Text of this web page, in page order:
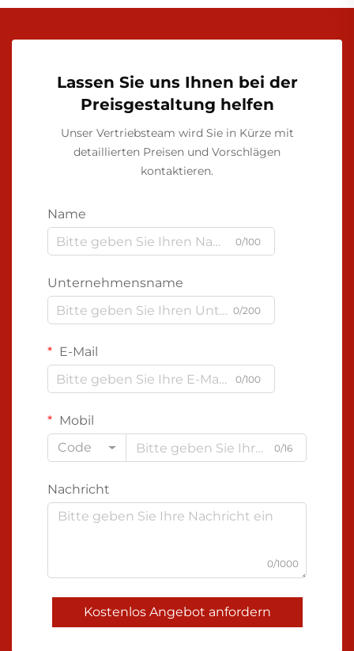
Lassen Sie uns Ihnen bei der
Preisgestaltung helfen
Unser Vertriebsteam wird Sie in Kürze mit
detaillierten Preisen und Vorschlägen
kontaktieren.
Name
0/100
Unternehmensname
0/200
E-Mail
0/100
Mobil
Code
0/16
Nachricht
0/1000
Kostenlos Angebot anfordern